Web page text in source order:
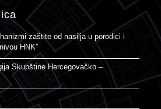
zaštite od nasilja u porodici i
HNK”
Skupštine Hercegovačko –